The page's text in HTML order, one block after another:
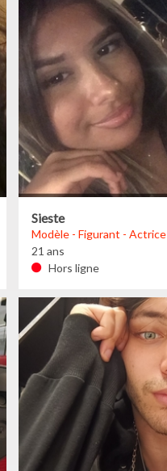
Sieste
Modèle - Figurant - Actrice
21 ans
Hors ligne